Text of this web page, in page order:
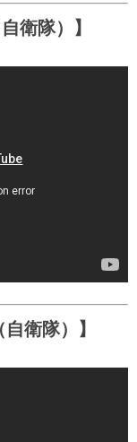
衛隊）】
衛隊）】